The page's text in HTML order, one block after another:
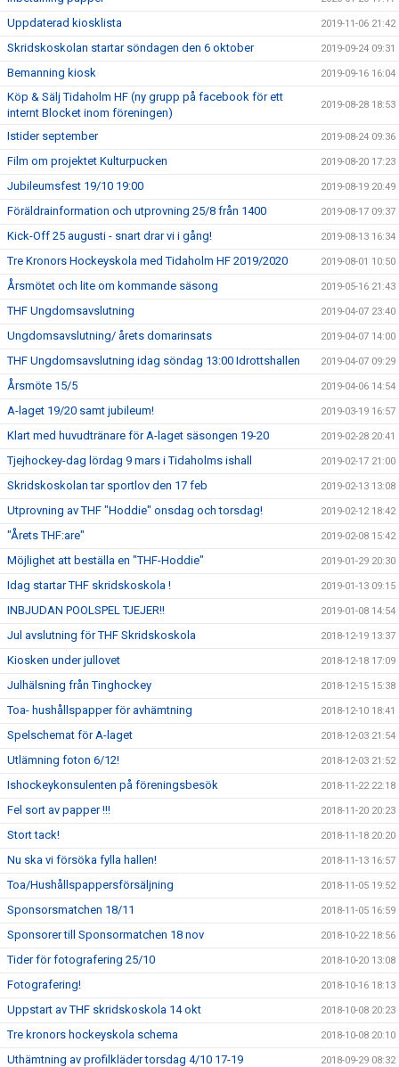
Uppdaterad kiosklista 2019-11-06 21:42
Skridskoskolan startar söndagen den 6 oktober 2019-09-24 09:31
Bemanning kiosk 2019-09-16 16:04
Köp & Sälj Tidaholm HF (ny grupp på facebook för ett
internt Blocket inom föreningen)
2019-08-28 18:53
Istider september 2019-08-24 09:36
Film om projektet Kulturpucken 2019-08-20 17:23
Jubileumsfest 19/10 19:00 2019-08-19 20:49
Föräldrainformation och utprovning 25/8 från 1400 2019-08-17 09:37
Kick-Off 25 augusti - snart drar vi i gång! 2019-08-13 16:34
Tre Kronors Hockeyskola med Tidaholm HF 2019/2020 2019-08-01 10:50
Årsmötet och lite om kommande säsong 2019-05-16 21:43
THF Ungdomsavslutning 2019-04-07 23:40
Ungdomsavslutning/ årets domarinsats 2019-04-07 14:00
THF Ungdomsavslutning idag söndag 13:00 Idrottshallen 2019-04-07 09:29
Årsmöte 15/5 2019-04-06 14:54
A-laget 19/20 samt jubileum! 2019-03-19 16:57
Klart med huvudtränare för A-laget säsongen 19-20 2019-02-28 20:41
Tjejhockey-dag lördag 9 mars i Tidaholms ishall 2019-02-17 21:00
Skridskoskolan tar sportlov den 17 feb 2019-02-13 13:08
Utprovning av THF "Hoddie" onsdag och torsdag! 2019-02-12 18:42
"Årets THF:are" 2019-02-08 15:42
Möjlighet att beställa en "THF-Hoddie" 2019-01-29 20:30
Idag startar THF skridskoskola ! 2019-01-13 09:15
INBJUDAN POOLSPEL TJEJER!! 2019-01-08 14:54
Jul avslutning för THF Skridskoskola 2018-12-19 13:37
Kiosken under jullovet 2018-12-18 17:09
Julhälsning från Tinghockey 2018-12-15 15:38
Toa- hushållspapper för avhämtning 2018-12-10 18:41
Spelschemat för A-laget 2018-12-03 21:54
Utlämning foton 6/12! 2018-12-03 21:52
Ishockeykonsulenten på föreningsbesök 2018-11-22 22:18
Fel sort av papper !!! 2018-11-20 20:23
Stort tack! 2018-11-18 20:20
Nu ska vi försöka fylla hallen! 2018-11-13 16:57
Toa/Hushållspappersförsäljning 2018-11-05 19:52
Sponsorsmatchen 18/11 2018-11-05 16:59
Sponsorer till Sponsormatchen 18 nov 2018-10-22 18:56
Tider för fotografering 25/10 2018-10-20 13:08
Fotografering! 2018-10-16 18:13
Uppstart av THF skridskoskola 14 okt 2018-10-08 20:23
Tre kronors hockeyskola schema 2018-10-08 20:10
Uthämtning av profilkläder torsdag 4/10 17-19 2018-09-29 08:32